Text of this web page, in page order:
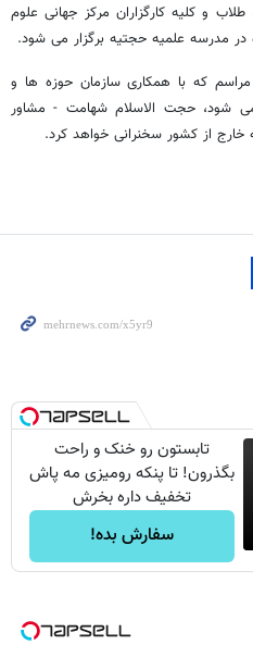
و کلیه کارگزاران مرکز جهانی علوم
که با همکاری سازمان حوزه ها و
شود، حجت الاسلام شهامت - مشاور
از کشور سخنرانی خواهد کرد.
تابستون رو خنک و راحت
بگذرون! تا پنکه رومیزی مه پاش
تخفیف داره بخرش
سفارش بده!